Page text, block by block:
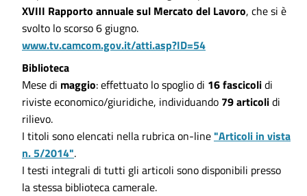
XVIII Rapporto annuale sul Mercato del Lavoro, che si è
svolto lo scorso 6 giugno.
www.tv.camcom.gov.it/atti.asp?ID=54
Biblioteca
Mese di maggio: effettuato lo spoglio di 16 fascicolidi
riviste economico/giuridiche, individuando 79 articolidi
rilievo.
I titoli sono elencati nella rubrica on-line"Articoli in vista
n. 5/2014".
I testi integrali di tutti gli articoli sono disponibili presso
la stessa biblioteca camerale.